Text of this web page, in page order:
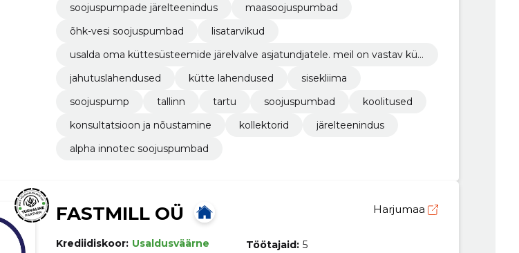
s.
soojuspumpade järelteenindus
maasoojuspumbad
õhk-vesi soojuspumbad
lisatarvikud
usalda oma küttesüsteemide järelvalve asjatundjatele. meil on vastav kül
koolitustel.
jahutuslahendused kütte lahendused
sisekliima
soojuspump
tallinn tartu soojuspumbad
koolitused
konsultatsioon ja nõustamine
kollektorid
järelteenindus
alpha innotec soojuspumbad
FASTMILL OÜ Harjumaa
Krediidiskoor: Usaldusväärne
Töötajaid: 5